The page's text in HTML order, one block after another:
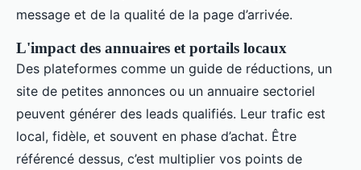
message et de la qualité de la page d’arrivée.
L'impact des annuaires et portails locaux
Des plateformes comme un guide de réductions, un
site de petites annonces ou un annuaire sectoriel
peuvent générer des leads qualifiés. Leur trafic est
local, fidèle, et souvent en phase d’achat. Être
référencé dessus, c’est multiplier vos points de